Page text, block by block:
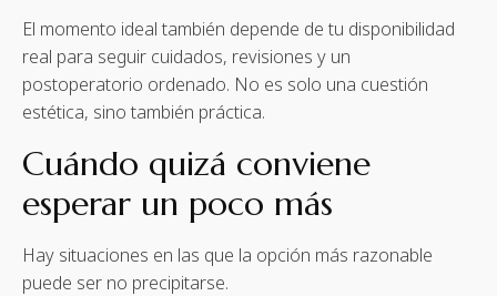
El momento ideal también depende de tu disponibilidad
real para seguir cuidados, revisiones y un
postoperatorio ordenado. No es solo una cuestión
estética, sino también práctica.
Cuándo quizá conviene
esperar un poco más
Hay situaciones en las que la opción más razonable
puede ser no precipitarse.